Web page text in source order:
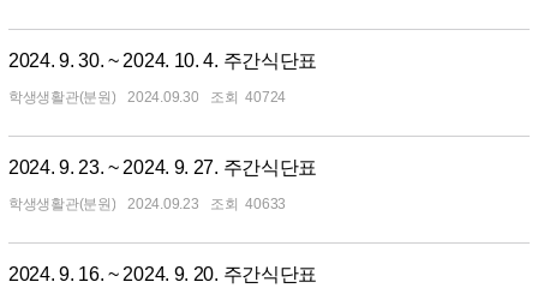
2024. 9. 30. ~ 2024. 10. 4. 주간식단표
학생생활관(분원) 2024.09.30 40724
2024. 9. 23. ~ 2024. 9. 27. 주간식단표
학생생활관(분원) 2024.09.23 40633
2024. 9. 16. ~ 2024. 9. 20. 주간식단표